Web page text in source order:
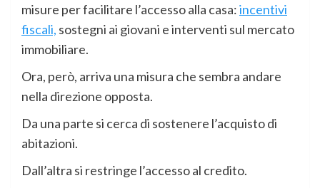
misure per facilitare l’accesso alla casa:incentivi
fiscali, sostegni ai giovani e interventi sul mercato
immobiliare.
Ora, però, arriva una misura che sembra andare
nella direzione opposta.
Da una parte si cerca di sostenere l’acquisto di
abitazioni.
Dall’altra si restringe l’accesso al credito.